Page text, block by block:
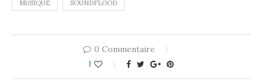
MUSIQUE SOUNDFLOOD
0 Commentaire
1